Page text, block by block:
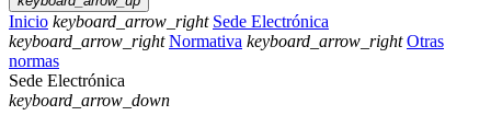
Inicio keyboard_arrow_right Sede Electrónica
keyboard_arrow_right Normativa keyboard_arrow_right Otras
normas
Sede Electrónica
keyboard_arrow_down